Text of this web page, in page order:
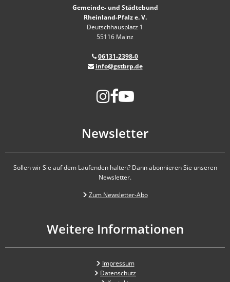
Gemeinde- und Städtebund
Rheinland-Pfalz e. V.
Deutschhausplatz 1
55116 Mainz
06131-2398-0
info@gstbrp.de
Newsletter
Sollen wir Sie auf dem Laufenden halten? Dann abonnieren Sie unseren
Newsletter.
Zum Newsletter-Abo
Weitere Informationen
Impressum
Datenschutz